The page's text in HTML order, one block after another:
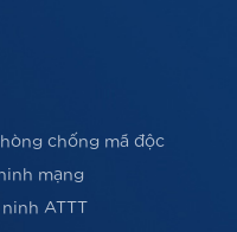
chống mã độc
mạng
ATTT